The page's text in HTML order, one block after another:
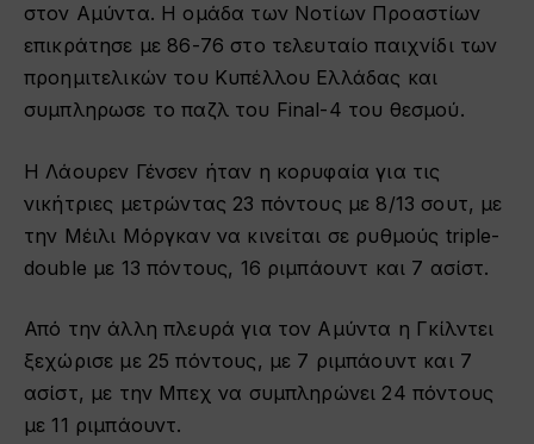
στον Αμύντα. Η ομάδα των Νοτίων Προαστίων
επικράτησε με 86-76 στο τελευταίο παιχνίδι των
προημιτελικών του Κυπέλλου Ελλάδας και
συμπληρωσε το παζλ του Final-4 του θεσμού.
Η Λάουρεν Γένσεν ήταν η κορυφαία για τις
νικήτριες μετρώντας 23 πόντους με 8/13 σουτ, με
την Μέιλι Μόργκαν να κινείται σε ρυθμούς triple-
double με 13 πόντους, 16 ριμπάουντ και 7 ασίστ.
Από την άλλη πλευρά για τον Αμύντα η Γκίλντει
ξεχώρισε με 25 πόντους, με 7 ριμπάουντ και 7
ασίστ, με την Μπεχ να συμπληρώνει 24 πόντους
με 11 ριμπάουντ.